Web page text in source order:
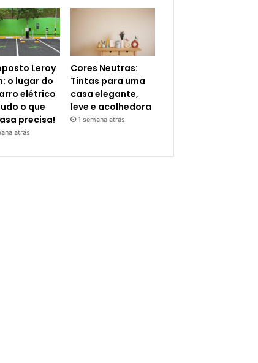
Leroy
o lugar do
elétrico
o que
precisa!
atrás
Cores Neutras:
Tintas para uma
casa elegante,
leve e acolhedora
1 semana atrás